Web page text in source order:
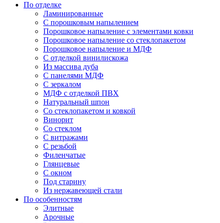
По отделке
Ламинированные
С порошковым напылением
Порошковое напыление с элементами ковки
Порошковое напыление со стеклопакетом
Порошковое напыление и МДФ
С отделкой винилискожа
Из массива дуба
С панелями МДФ
С зеркалом
МДФ с отделкой ПВХ
Натуральный шпон
Со стеклопакетом и ковкой
Винорит
Со стеклом
С витражами
С резьбой
Филенчатые
Глянцевые
С окном
Под старину
Из нержавеющей стали
По особенностям
Элитные
Арочные